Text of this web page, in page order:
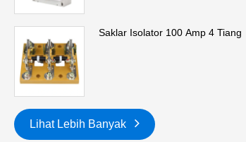
Saklar Isolator 100 Amp 4 Tiang
Lihat Lebih Banyak